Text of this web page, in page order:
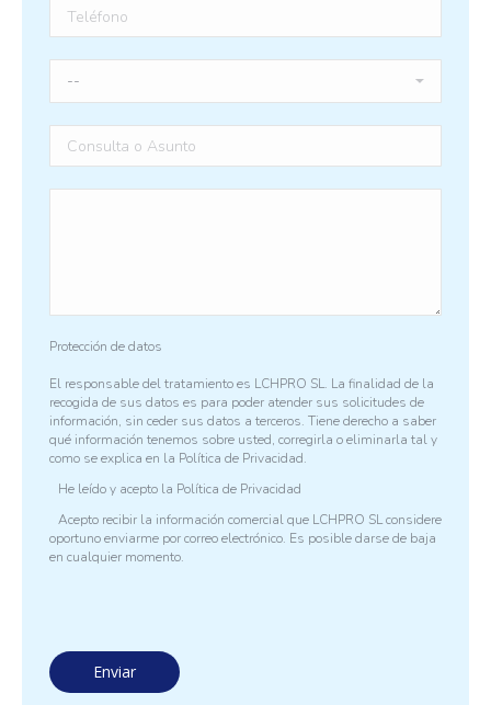
Protección de datos
El responsable del tratamiento es LCHPRO SL. La finalidad de la
recogida de sus datos es para poder atender sus solicitudes de
información, sin ceder sus datos a terceros. Tiene derecho a saber
qué información tenemos sobre usted, corregirla o eliminarla tal y
como se explica en la Política de Privacidad.
He leído y acepto la Política de Privacidad
Acepto recibir la información comercial que LCHPRO SL considere
oportuno enviarme por correo electrónico. Es posible darse de baja
en cualquier momento.